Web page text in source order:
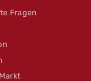
Fragen